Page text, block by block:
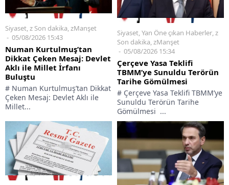
Siyaset,z Son dakika,zManşet
05/08/2026 15:43
Numan Kurtulmuş’tan
Dikkat Çeken Mesaj: Devlet
Aklı ile Millet İrfanı
Buluştu
# Numan Kurtulmuş’tan Dikkat
Çeken Mesaj: Devlet Aklı ile
Millet...
Siyaset,Yan Öne çıkan Haberler,z
Son dakika,zManşet
05/08/2026 15:34
Çerçeve Yasa Teklifi
TBMM’ye Sunuldu Terörün
Tarihe Gömülmesi
# Çerçeve Yasa Teklifi TBMM’ye
Sunuldu Terörün Tarihe
Gömülmesi ...